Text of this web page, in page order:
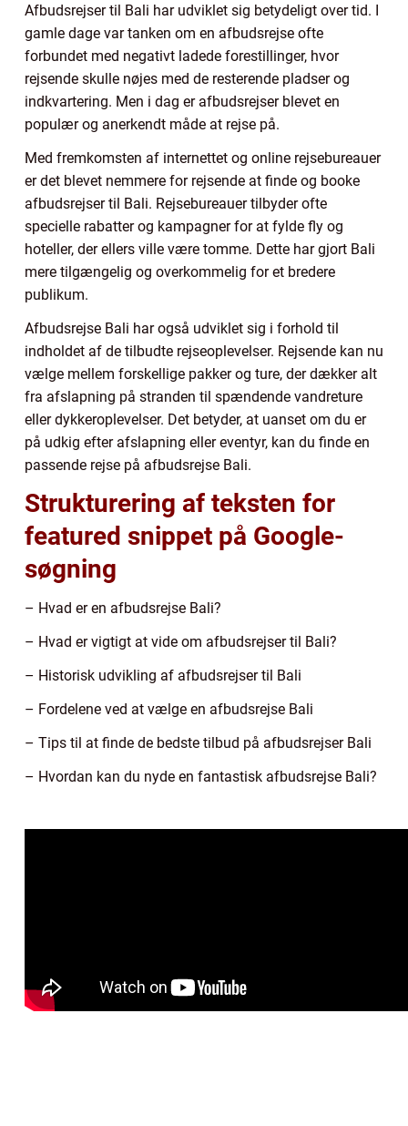
Afbudsrejser til Bali har udviklet sig betydeligt over tid. I
gamle dage var tanken om en afbudsrejse ofte
forbundet med negativt ladede forestillinger, hvor
rejsende skulle nøjes med de resterende pladser og
indkvartering. Men i dag er afbudsrejser blevet en
populær og anerkendt måde at rejse på.
Med fremkomsten af internettet og online rejsebureauer
er det blevet nemmere for rejsende at finde og booke
afbudsrejser til Bali. Rejsebureauer tilbyder ofte
specielle rabatter og kampagner for at fylde fly og
hoteller, der ellers ville være tomme. Dette har gjort Bali
mere tilgængelig og overkommelig for et bredere
publikum.
Afbudsrejse Bali har også udviklet sig i forhold til
indholdet af de tilbudte rejseoplevelser. Rejsende kan nu
vælge mellem forskellige pakker og ture, der dækker alt
fra afslapning på stranden til spændende vandreture
eller dykkeroplevelser. Det betyder, at uanset om du er
på udkig efter afslapning eller eventyr, kan du finde en
passende rejse på afbudsrejse Bali.
Strukturering af teksten for
featured snippet på Google-
søgning
– Hvad er en afbudsrejse Bali?
– Hvad er vigtigt at vide om afbudsrejser til Bali?
– Historisk udvikling af afbudsrejser til Bali
– Fordelene ved at vælge en afbudsrejse Bali
– Tips til at finde de bedste tilbud på afbudsrejser Bali
– Hvordan kan du nyde en fantastisk afbudsrejse Bali?